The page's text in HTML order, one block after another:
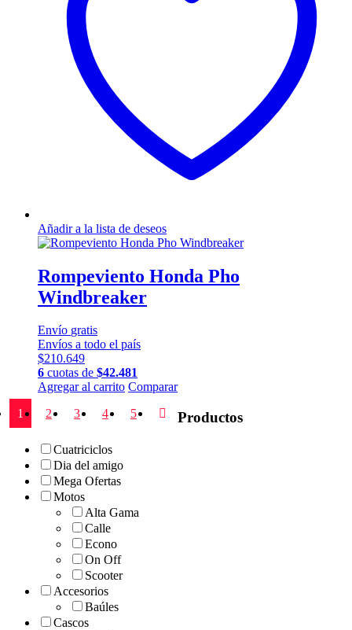
Añadir a la lista de deseos
Rompeviento Honda Pho
Windbreaker
Envío gratis
Envíos a todo el país
$210.649
6 cuotas de $42.481
Agregar al carrito Este
tiene
elegir
Comparar
1
2 3 4 5 Productos
Cuatriciclos
Dia del amigo
Mega Ofertas
Motos
Alta Gama
Calle
Econo
On Off
Scooter
Accesorios
Baúles
Cascos